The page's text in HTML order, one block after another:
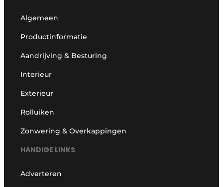
Algemeen
Productinformatie
Aandrijving & Besturing
Interieur
Exterieur
Rolluiken
Zonwering & Overkappingen
HANDIGE LINKS
Adverteren